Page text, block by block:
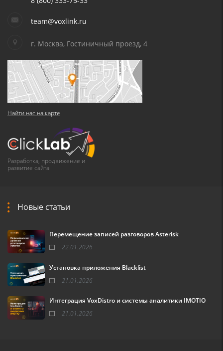
team@voxlink.ru
г. Москва, Гостиничный проезд, 4
Найти нас на карте
Разработка, продвижение и
развитие сайта
Новые статьи
Перемещение записей разговоров Asterisk
22.01.2026
Установка приложения Blacklist
21.01.2026
Интеграция VoxDistro и системы аналитики IMOTIO
21.01.2026